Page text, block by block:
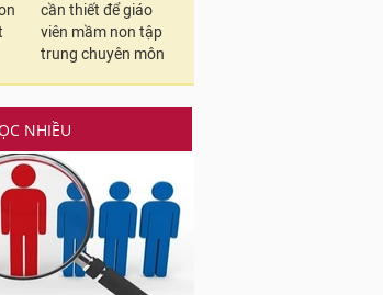
cần thiết để giáo
viên mầm non tập
trung chuyên môn
NHIỀU